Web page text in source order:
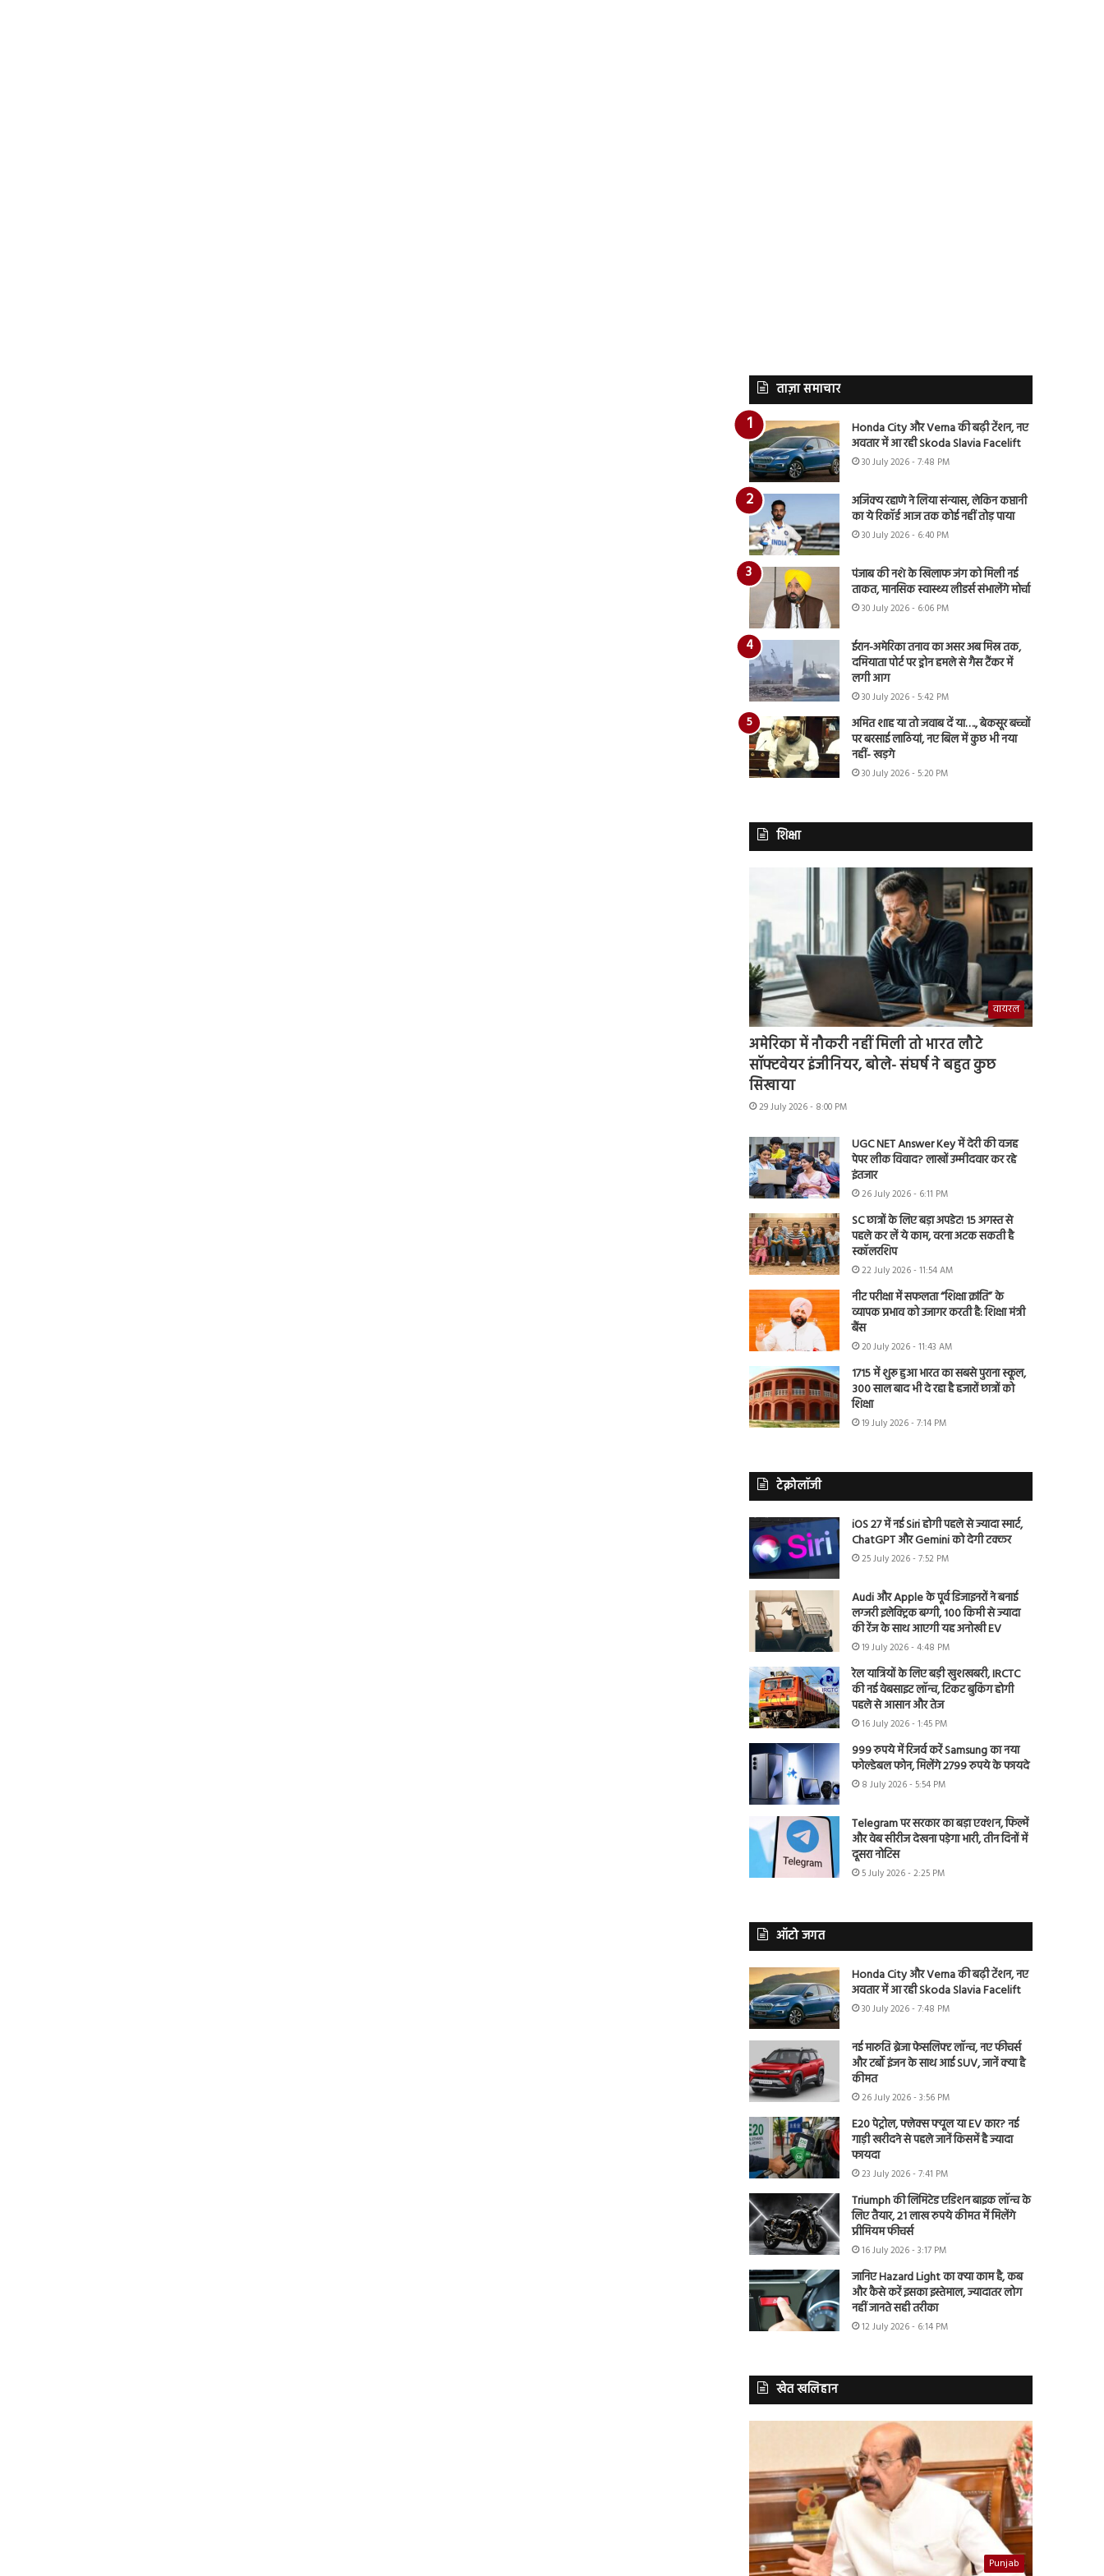
ताज़ा समाचार
Honda City और Verna की बढ़ी टेंशन, नए
अवतार में आ रही Skoda Slavia Facelift
30 July 2026 - 7:48 PM
अजिंक्य रहाणे ने लिया संन्यास, लेकिन कप्तानी
का ये रिकॉर्ड आज तक कोई नहीं तोड़ पाया
30 July 2026 - 6:40 PM
पंजाब की नशे के खिलाफ जंग को मिली नई
ताकत, मानसिक स्वास्थ्य लीडर्स संभालेंगे मोर्चा
30 July 2026 - 6:06 PM
ईरान-अमेरिका तनाव का असर अब मिस्र तक,
दमियाता पोर्ट पर ड्रोन हमले से गैस टैंकर में
लगी आग
30 July 2026 - 5:42 PM
अमित शाह या तो जवाब दें या…., बेकसूर बच्चों
पर बरसाई लाठियां, नए बिल में कुछ भी नया
नहीं- खड़गे
30 July 2026 - 5:20 PM
शिक्षा
वायरल
अमेरिका में नौकरी नहीं मिली तो भारत लौटे
सॉफ्टवेयर इंजीनियर, बोले- संघर्ष ने बहुत कुछ
सिखाया
29 July 2026 - 8:00 PM
UGC NET Answer Key में देरी की वजह
पेपर लीक विवाद? लाखों उम्मीदवार कर रहे
इंतजार
26 July 2026 - 6:11 PM
SC छात्रों के लिए बड़ा अपडेट! 15 अगस्त से
पहले कर लें ये काम, वरना अटक सकती है
स्कॉलरशिप
22 July 2026 - 11:54 AM
नीट परीक्षा में सफलता “शिक्षा क्रांति” के
व्यापक प्रभाव को उजागर करती है: शिक्षा मंत्री
बैंस
20 July 2026 - 11:43 AM
1715 में शुरू हुआ भारत का सबसे पुराना स्कूल,
300 साल बाद भी दे रहा है हजारों छात्रों को
शिक्षा
19 July 2026 - 7:14 PM
टेक्नोलॉजी
iOS 27 में नई Siri होगी पहले से ज्यादा स्मार्ट,
ChatGPT और Gemini को देगी टक्कर
25 July 2026 - 7:52 PM
Audi और Apple के पूर्व डिजाइनरों ने बनाई
लग्जरी इलेक्ट्रिक बग्गी, 100 किमी से ज्यादा
की रेंज के साथ आएगी यह अनोखी EV
19 July 2026 - 4:48 PM
रेल यात्रियों के लिए बड़ी खुशखबरी, IRCTC
की नई वेबसाइट लॉन्च, टिकट बुकिंग होगी
पहले से आसान और तेज
16 July 2026 - 1:45 PM
999 रुपये में रिजर्व करें Samsung का नया
फोल्डेबल फोन, मिलेंगे 2799 रुपये के फायदे
8 July 2026 - 5:54 PM
Telegram पर सरकार का बड़ा एक्शन, फिल्में
और वेब सीरीज देखना पड़ेगा भारी, तीन दिनों में
दूसरा नोटिस
5 July 2026 - 2:25 PM
ऑटो जगत
Honda City और Verna की बढ़ी टेंशन, नए
अवतार में आ रही Skoda Slavia Facelift
30 July 2026 - 7:48 PM
नई मारुति ब्रेजा फेसलिफ्ट लॉन्च, नए फीचर्स
और टर्बो इंजन के साथ आई SUV, जानें क्या है
कीमत
26 July 2026 - 3:56 PM
E20 पेट्रोल, फ्लेक्स फ्यूल या EV कार? नई
गाड़ी खरीदने से पहले जानें किसमें है ज्यादा
फायदा
23 July 2026 - 7:41 PM
Triumph की लिमिटेड एडिशन बाइक लॉन्च के
लिए तैयार, 21 लाख रुपये कीमत में मिलेंगे
प्रीमियम फीचर्स
16 July 2026 - 3:17 PM
जानिए Hazard Light का क्या काम है, कब
और कैसे करें इसका इस्तेमाल, ज्यादातर लोग
नहीं जानते सही तरीका
12 July 2026 - 6:14 PM
खेत खलिहान
Punjab